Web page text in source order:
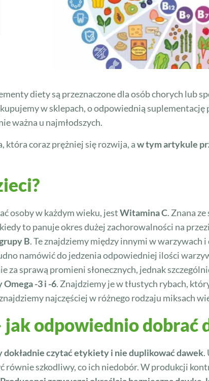
diety są przeznaczone dla osób chorych lub
w sklepach, o odpowiednią suplementację
ważna u najmłodszych.
która coraz prężniej się rozwija, aw tym artykule
osoby w każdym wieku, jestWitamina C. Znana
to panuje okres dużej zachorowalności na
B. Te znajdziemy między innymi w warzywach
namówić do jedzenia odpowiedniej ilości
za sprawą promieni słonecznych, jednak
Omega -3 i -6. Znajdziemy je w tłustych rybach,
najczęściej w różnego rodzaju miksach
odpowiednio dobrać
czytać etykiety i nie duplikować dawek.
równie szkodliwy, co ich niedobór. W produkcji